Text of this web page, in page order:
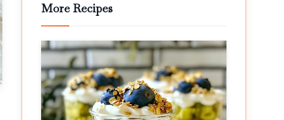
More Recipes